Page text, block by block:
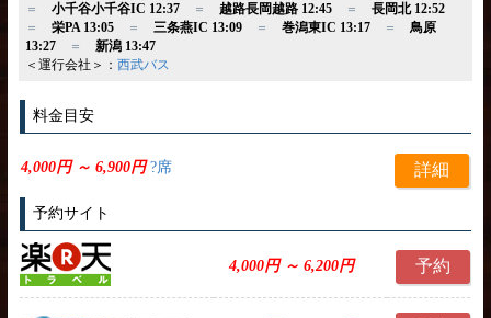
＝ 小千谷小千谷IC 12:37＝ 越路長岡越路 12:45＝ 長岡北 12:52
＝ 栄PA 13:05＝ 三条燕IC 13:09＝ 巻潟東IC 13:17＝ 鳥原
13:27＝ 新潟 13:47
＜運行会社＞： 西武バス
料金目安
4,000円 ～ 6,900円?席 詳細
予約サイト
4,000円 ～ 6,200円 予約